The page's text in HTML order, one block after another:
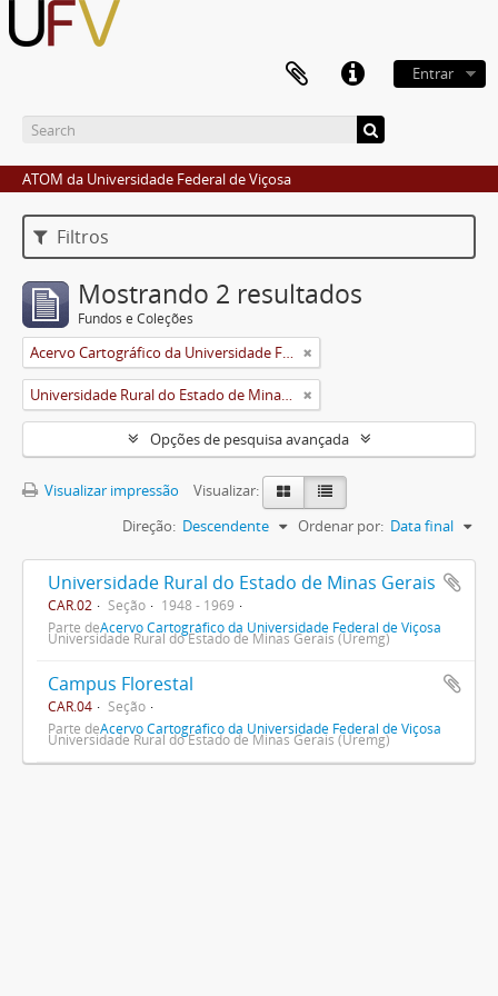
Entrar
ATOM da Universidade Federal de Viçosa
Filtros
Mostrando 2 resultados
Fundos e Coleções
Acervo Cartográfico da Universidade Federal de Viçosa
Universidade Rural do Estado de Minas Gerais (Uremg)
Opções de pesquisa avançada
Visualizar impressão
Visualizar:
Ordenar por: Data final
Direção: Descendente
Universidade Rural do Estado de Minas Gerais
CAR.02 Seção
1948 - 1969
Parte deAcervo Cartográfico da Universidade Federal de Viçosa
Universidade Rural do Estado de Minas Gerais (Uremg)
Campus Florestal
CAR.04
Seção
Parte deAcervo Cartográfico da Universidade Federal de Viçosa
Universidade Rural do Estado de Minas Gerais (Uremg)